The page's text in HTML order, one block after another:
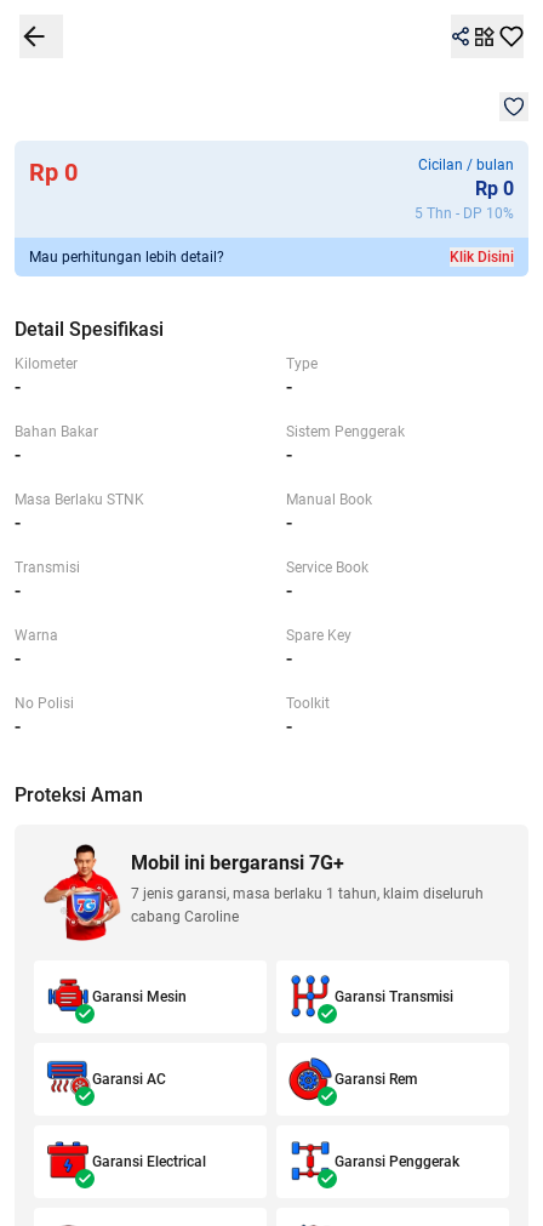
Detail Spesifikasi Bandingkan 1/1
Rp 0 Cicilan / bulan
Rp 0
5 Thn - DP 10%
Mau perhitungan lebih detail? Klik Disini
Detail Spesifikasi
Kilometer
-
Type
-
Bahan Bakar
-
Sistem Penggerak
-
Masa Berlaku STNK
-
Manual Book
-
Transmisi
-
Service Book
-
Warna
-
Spare Key
-
No Polisi
-
Toolkit
-
Proteksi Aman
Mobil ini bergaransi 7G+
7 jenis garansi, masa berlaku 1 tahun, klaim diseluruh
cabang Caroline
Garansi Mesin Garansi Transmisi
Garansi AC Garansi Rem
Garansi Electrical Garansi Penggerak